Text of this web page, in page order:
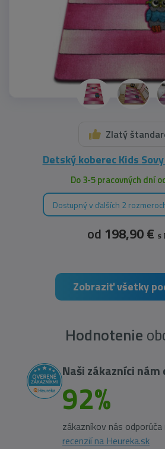
Zlatý
Detský koberec Kids
Do 3-5 pracovných dní
Dostupný v ďalších 2
od 198,90 € s
Zobraziť všetky
Hodnotenie
Naši zákazníci
92%
zákazníkov nás odporúča
recenzií na Heureka.sk